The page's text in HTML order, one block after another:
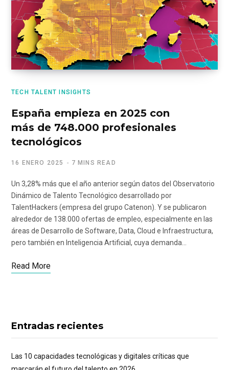
TECH TALENT INSIGHTS
España empieza en 2025 con
más de 748.000 profesionales
tecnológicos
16 ENERO 2025 7 MINS READ
Un 3,28% más que el año anterior según datos del Observatorio
Dinámico de Talento Tecnológico desarrollado por
TalentHackers (empresa del grupo Catenon). Y se publicaron
alrededor de 138.000 ofertas de empleo, especialmente en las
áreas de Desarrollo de Software, Data, Cloud e Infraestructura,
pero también en Inteligencia Artificial, cuya demanda…
Read More
Entradas recientes
Las 10 capacidades tecnológicas y digitales críticas que